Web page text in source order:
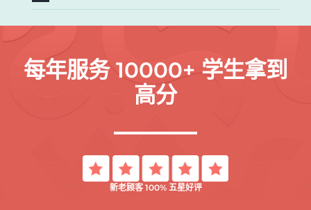
每年服务 10000+ 学生拿到
高分
新老顾客 100% 五星好评